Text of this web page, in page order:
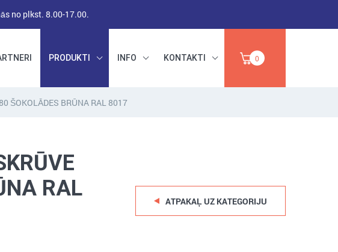
no plkst. 8.00-17.00.
PRODUKTI
IZPĀRDOŠANA
INFO KONTAKTI 0
ŠOKOLĀDES BRŪNA RAL 8017
RAL
ATPAKAĻ UZ KATEGORIJU